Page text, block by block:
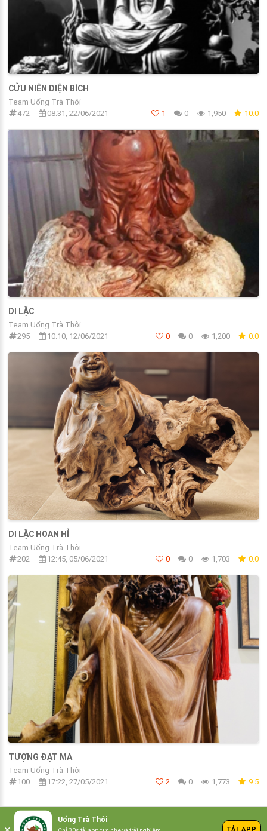
CỬU NIÊN DIỆN BÍCH
Team Uống Trà Thôi
472
08:31, 22/06/2021 1 0 1,950 10.0
DI LẶC
Team Uống Trà Thôi
295
10:10, 12/06/2021 0 0 1,200 0.0
DI LẶC HOAN HỈ
Team Uống Trà Thôi
202
12:45, 05/06/2021 0 0 1,703 0.0
TƯỢNG ĐẠT MA
Team Uống Trà Thôi
100
17:22, 27/05/2021 2 0 1,773 9.5
TẢI APP
Uống Trà Thôi